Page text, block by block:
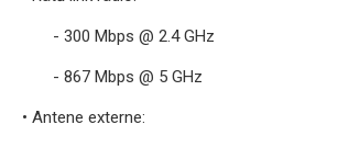
- 300 Mbps @ 2.4 GHz
- 867 Mbps @ 5 GHz
• Antene externe: